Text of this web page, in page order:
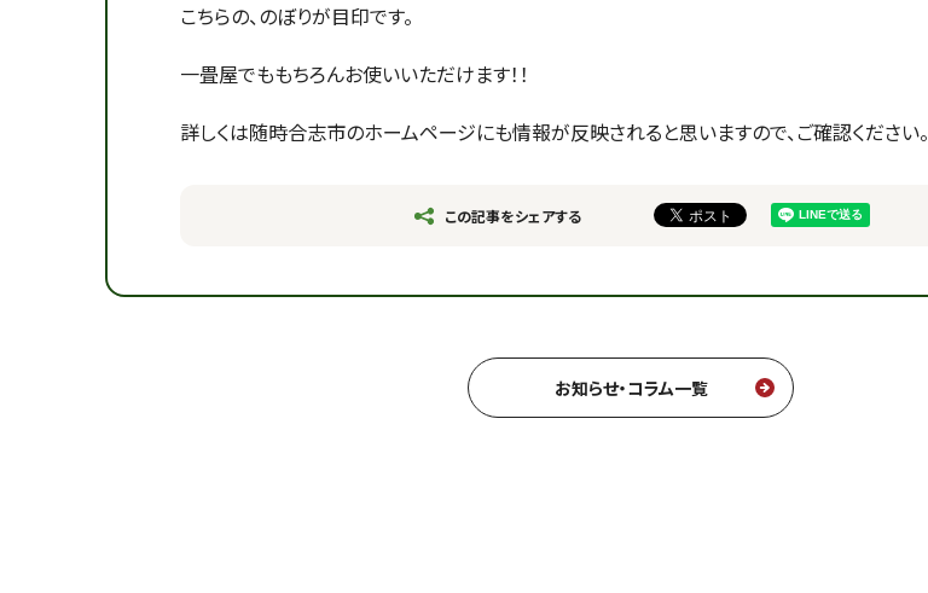
こちらの、のぼりが目印です。
一畳屋でももちろんお使いいただけます！！
詳しくは随時合志市のホームページにも情報が反映されると思いますので、ご確認ください。
この記事をシェアする
お知らせ・コラム一覧